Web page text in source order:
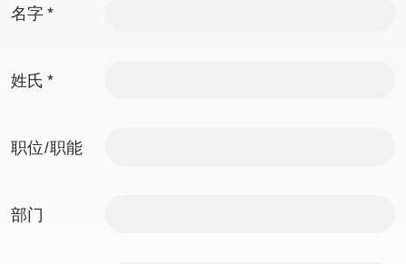
名字*
姓氏 *
职位/职能
部门